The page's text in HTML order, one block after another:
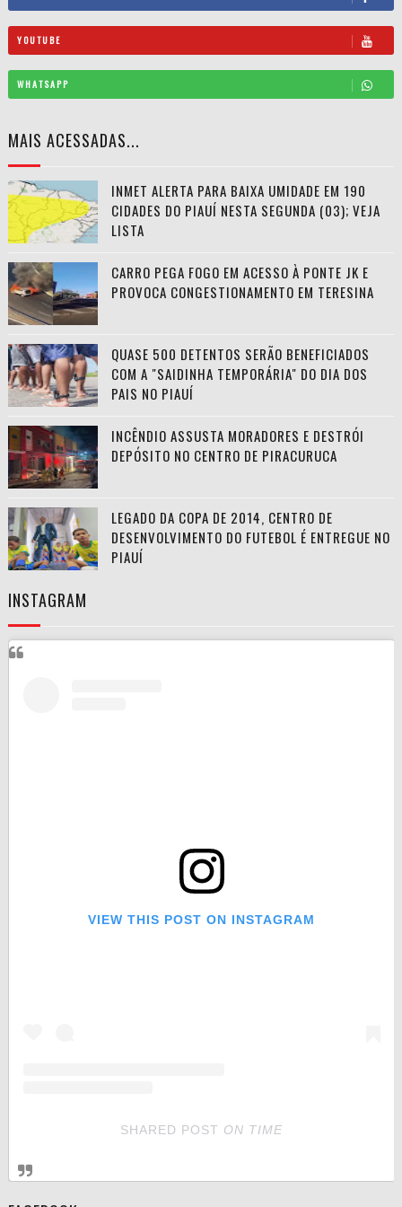
YOUTUBE
WHATSAPP
MAIS ACESSADAS...
INMET ALERTA PARA BAIXA UMIDADE EM 190
CIDADES DO PIAUÍ NESTA SEGUNDA (03); VEJA
LISTA
CARRO PEGA FOGO EM ACESSO À PONTE JK E
PROVOCA CONGESTIONAMENTO EM TERESINA
QUASE 500 DETENTOS SERÃO BENEFICIADOS
COM A "SAIDINHA TEMPORÁRIA" DO DIA DOS
PAIS NO PIAUÍ
INCÊNDIO ASSUSTA MORADORES E DESTRÓI
DEPÓSITO NO CENTRO DE PIRACURUCA
LEGADO DA COPA DE 2014, CENTRO DE
DESENVOLVIMENTO DO FUTEBOL É ENTREGUE NO
PIAUÍ
INSTAGRAM
VIEW THIS POST ON INSTAGRAM
SHARED POST ON TIME